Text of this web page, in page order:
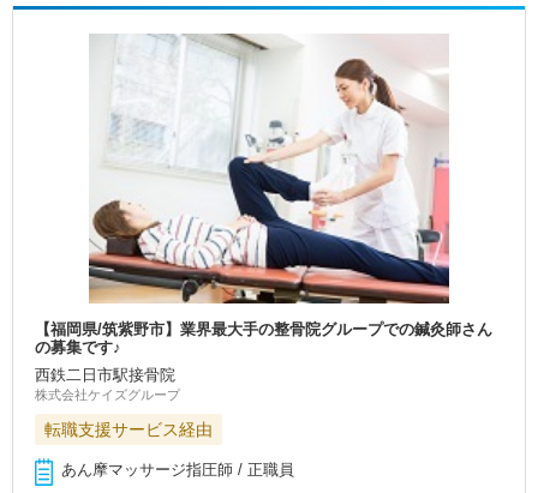
【福岡県/筑紫野市】業界最大手の整骨院グループでの鍼灸師さん
の募集です♪
西鉄二日市駅接骨院
株式会社ケイズグループ
転職支援サービス経由
あん摩マッサージ指圧師 / 正職員